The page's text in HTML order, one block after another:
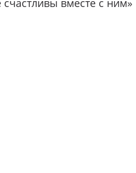
счастливы вместе с ним»